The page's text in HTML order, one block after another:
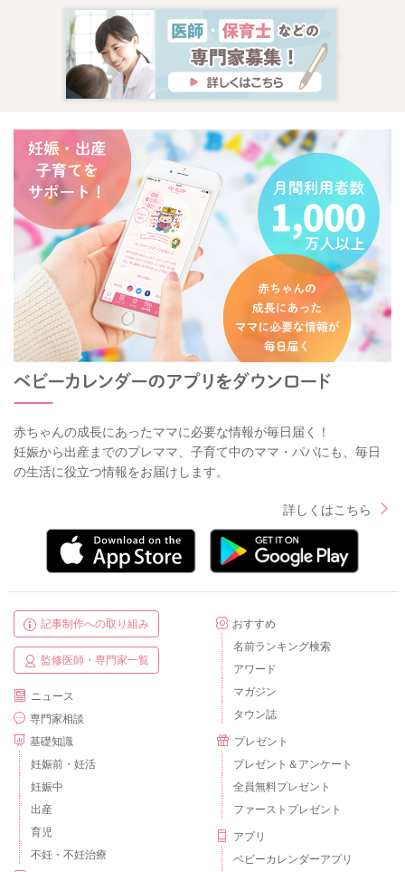
赤ちゃんの成長にあったママに必要な情報が毎日届く！
妊娠から出産までのプレママ、子育て中のママ・パパにも、毎日
の生活に役立つ情報をお届けします。
詳しくはこちら
記事制作への取り組み
監修医師・専門家一覧
ニュース
専門家相談
基礎知識
妊娠前・妊活
妊娠中
出産
育児
不妊・不妊治療
おすすめ
名前ランキング検索
アワード
マガジン
タウン誌
プレゼント
プレゼント＆アンケート
全員無料プレゼント
ファーストプレゼント
アプリ
ベビーカレンダーアプリ